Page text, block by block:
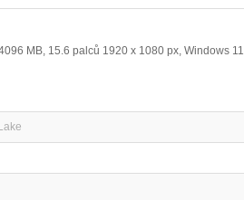
MB, 15.6 palců 1920 x 1080 px, Windows